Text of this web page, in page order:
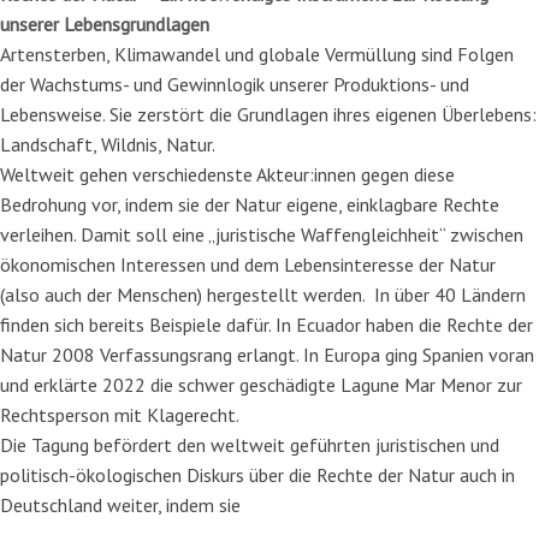
unserer Lebensgrundlagen
Artensterben, Klimawandel und globale Vermüllung sind Folgen
der Wachstums- und Gewinnlogik unserer Produktions- und
Lebensweise. Sie zerstört die Grundlagen ihres eigenen Überlebens:
Landschaft, Wildnis, Natur.
Weltweit gehen verschiedenste Akteur:innen gegen diese
Bedrohung vor, indem sie der Natur eigene, einklagbare Rechte
verleihen. Damit soll eine „juristische Waffengleichheit“ zwischen
ökonomischen Interessen und dem Lebensinteresse der Natur
(also auch der Menschen) hergestellt werden. In über 40 Ländern
finden sich bereits Beispiele dafür. In Ecuador haben die Rechte der
Natur 2008 Verfassungsrang erlangt. In Europa ging Spanien voran
und erklärte 2022 die schwer geschädigte Lagune Mar Menor zur
Rechtsperson mit Klagerecht.
Die Tagung befördert den weltweit geführten juristischen und
politisch-ökologischen Diskurs über die Rechte der Natur auch in
Deutschland weiter, indem sie